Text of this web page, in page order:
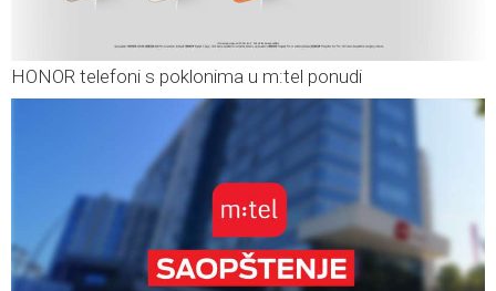
HONOR telefoni s poklonima u m:tel ponudi